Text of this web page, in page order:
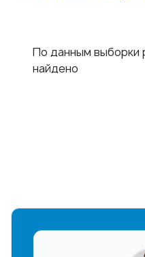
По данным выборки
найдено